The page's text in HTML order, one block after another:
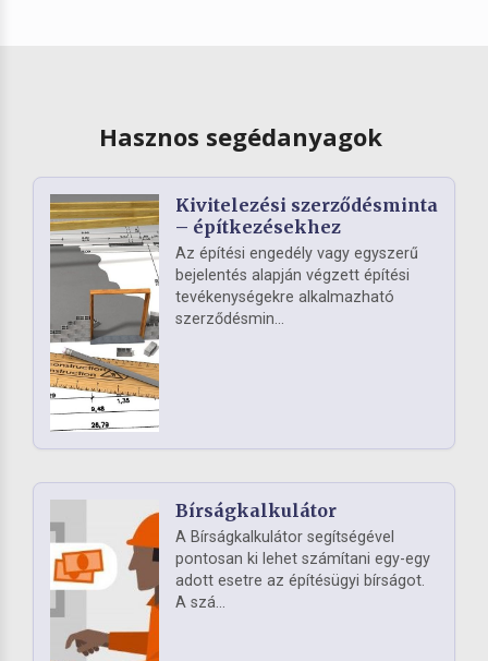
Hasznos segédanyagok
Kivitelezési szerződésminta
– építkezésekhez
Az építési engedély vagy egyszerű
bejelentés alapján végzett építési
tevékenységekre alkalmazható
szerződésmin...
Bírságkalkulátor
A Bírságkalkulátor segítségével
pontosan ki lehet számítani egy-egy
adott esetre az építésügyi bírságot.
A szá...